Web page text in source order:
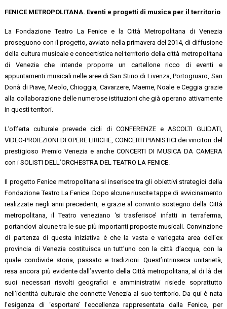
FENICE METROPOLITANA. Eventi e progetti di musica per il territorio
La Fondazione Teatro La Fenice e la Città Metropolitana di Venezia
proseguono con il progetto, avviato nella primavera del 2014, di diffusione
della cultura musicale e concertistica nel territorio della città metropolitana
di Venezia che intende proporre un cartellone ricco di eventi e
appuntamenti musicali nelle aree di San Stino di Livenza, Portogruaro, San
Donà di Piave, Meolo, Chioggia, Cavarzere, Maerne, Noale e Ceggia grazie
alla collaborazione delle numerose istituzioni che già operano attivamente
in questi territori.
L’offerta culturale prevede cicli di CONFERENZE e ASCOLTI GUIDATI,
VIDEO-PROIEZIONI DI OPERE LIRICHE, CONCERTI PIANISTICI dei vincitori del
prestigioso Premio Venezia e anche CONCERTI DI MUSICA DA CAMERA
con i SOLISTI DELL’ORCHESTRA DEL TEATRO LA FENICE.
Il progetto Fenice metropolitana si inserisce tra gli obiettivi strategici della
Fondazione Teatro La Fenice. Dopo alcune riuscite tappe di avvicinamento
realizzate negli anni precedenti, e grazie al convinto sostegno della Città
metropolitana, il Teatro veneziano ‘si trasferisce’ infatti in terraferma,
portandovi alcune tra le sue più importanti proposte musicali. Convinzione
di partenza di questa iniziativa è che la vasta e variegata area dell’ex
provincia di Venezia costituisca un tutt’uno con la città d’acqua, con la
quale condivide storia, passato e tradizioni. Quest’intrinseca unitarietà,
resa ancora più evidente dall’avvento della Città metropolitana, al di là dei
suoi necessari risvolti geografici e amministrativi risiede soprattutto
nell’identità culturale che connette Venezia al suo territorio. Da qui è nata
l’esigenza di ‘esportare’ l’eccellenza rappresentata dalla Fenice, per